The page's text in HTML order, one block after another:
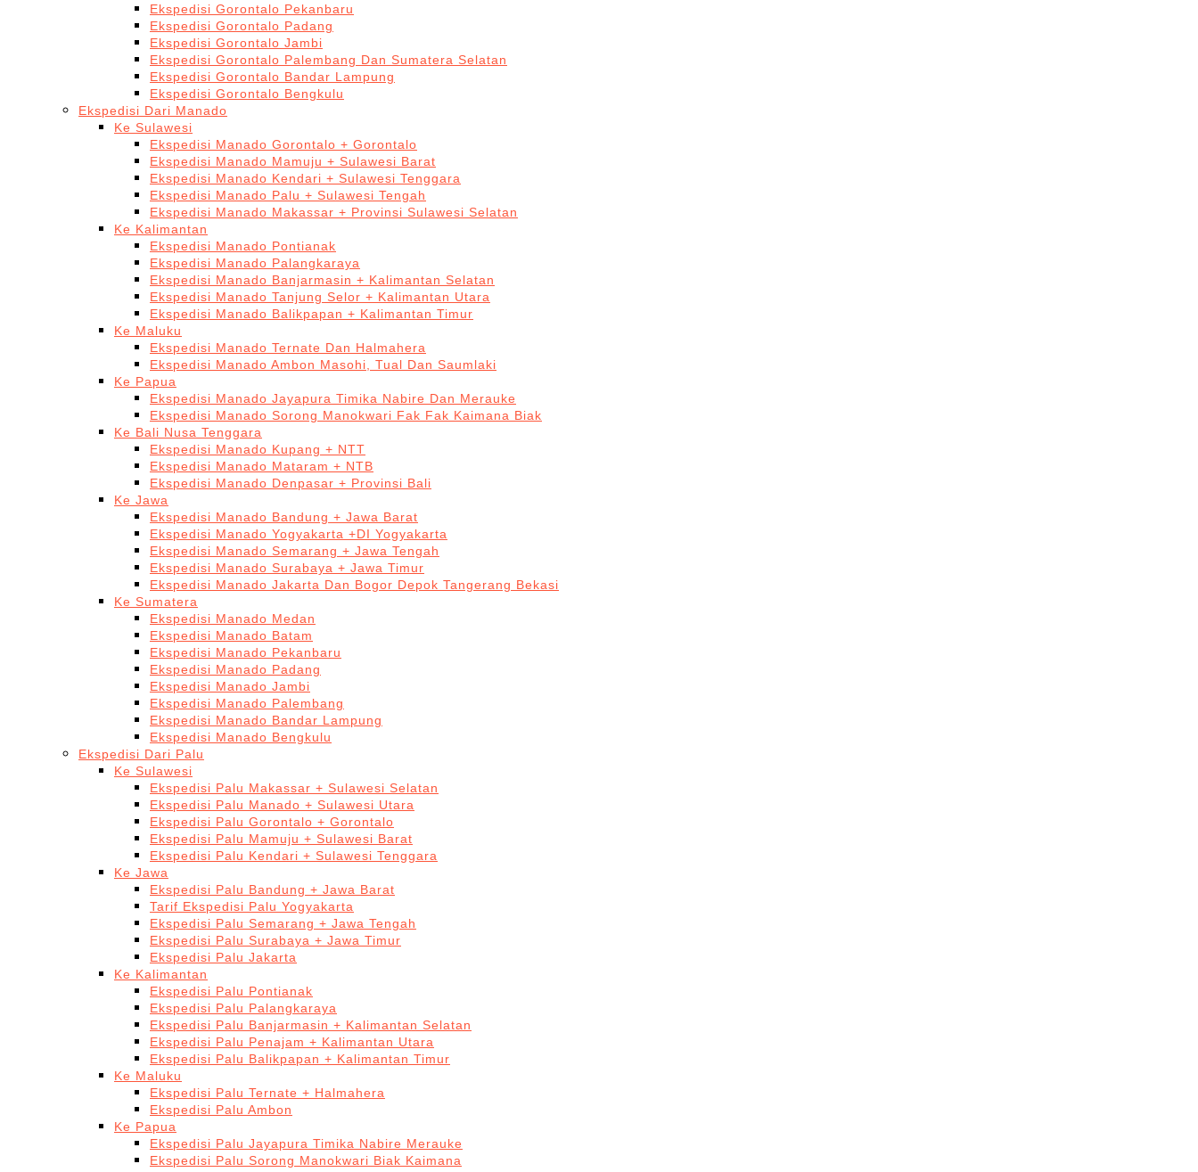
Ekspedisi Gorontalo Pekanbaru
Ekspedisi Gorontalo Padang
Ekspedisi Gorontalo Jambi
Ekspedisi Gorontalo Palembang Dan Sumatera Selatan
Ekspedisi Gorontalo Bandar Lampung
Ekspedisi Gorontalo Bengkulu
Ekspedisi Dari Manado
Ke Sulawesi
Ekspedisi Manado Gorontalo + Gorontalo
Ekspedisi Manado Mamuju + Sulawesi Barat
Ekspedisi Manado Kendari + Sulawesi Tenggara
Ekspedisi Manado Palu + Sulawesi Tengah
Ekspedisi Manado Makassar + Provinsi Sulawesi Selatan
Ke Kalimantan
Ekspedisi Manado Pontianak
Ekspedisi Manado Palangkaraya
Ekspedisi Manado Banjarmasin + Kalimantan Selatan
Ekspedisi Manado Tanjung Selor + Kalimantan Utara
Ekspedisi Manado Balikpapan + Kalimantan Timur
Ke Maluku
Ekspedisi Manado Ternate Dan Halmahera
Ekspedisi Manado Ambon Masohi, Tual Dan Saumlaki
Ke Papua
Ekspedisi Manado Jayapura Timika Nabire Dan Merauke
Ekspedisi Manado Sorong Manokwari Fak Fak Kaimana Biak
Ke Bali Nusa Tenggara
Ekspedisi Manado Kupang + NTT
Ekspedisi Manado Mataram + NTB
Ekspedisi Manado Denpasar + Provinsi Bali
Ke Jawa
Ekspedisi Manado Bandung + Jawa Barat
Ekspedisi Manado Yogyakarta +DI Yogyakarta
Ekspedisi Manado Semarang + Jawa Tengah
Ekspedisi Manado Surabaya + Jawa Timur
Ekspedisi Manado Jakarta Dan Bogor Depok Tangerang Bekasi
Ke Sumatera
Ekspedisi Manado Medan
Ekspedisi Manado Batam
Ekspedisi Manado Pekanbaru
Ekspedisi Manado Padang
Ekspedisi Manado Jambi
Ekspedisi Manado Palembang
Ekspedisi Manado Bandar Lampung
Ekspedisi Manado Bengkulu
Ekspedisi Dari Palu
Ke Sulawesi
Ekspedisi Palu Makassar + Sulawesi Selatan
Ekspedisi Palu Manado + Sulawesi Utara
Ekspedisi Palu Gorontalo + Gorontalo
Ekspedisi Palu Mamuju + Sulawesi Barat
Ekspedisi Palu Kendari + Sulawesi Tenggara
Ke Jawa
Ekspedisi Palu Bandung + Jawa Barat
Tarif Ekspedisi Palu Yogyakarta
Ekspedisi Palu Semarang + Jawa Tengah
Ekspedisi Palu Surabaya + Jawa Timur
Ekspedisi Palu Jakarta
Ke Kalimantan
Ekspedisi Palu Pontianak
Ekspedisi Palu Palangkaraya
Ekspedisi Palu Banjarmasin + Kalimantan Selatan
Ekspedisi Palu Penajam + Kalimantan Utara
Ekspedisi Palu Balikpapan + Kalimantan Timur
Ke Maluku
Ekspedisi Palu Ternate + Halmahera
Ekspedisi Palu Ambon
Ke Papua
Ekspedisi Palu Jayapura Timika Nabire Merauke
Ekspedisi Palu Sorong Manokwari Biak Kaimana